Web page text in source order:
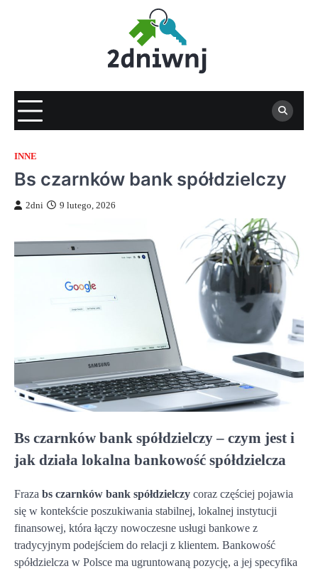
INNE
Bs czarnków bank spółdzielczy
2dni 9 lutego, 2026
Bs czarnków bank spółdzielczy – czym jest i
jak działa lokalna bankowość spółdzielcza
Fraza bs czarnków bank spółdzielczy coraz częściej pojawia
się w kontekście poszukiwania stabilnej, lokalnej instytucji
finansowej, która łączy nowoczesne usługi bankowe z
tradycyjnym podejściem do relacji z klientem. Bankowość
spółdzielcza w Polsce ma ugruntowaną pozycję, a jej specyfika